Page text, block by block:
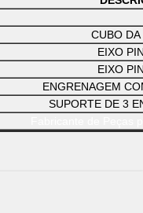
CUBO DA
EIXO
EIXO
ENGRENAGEM
SUPORTE DE 3